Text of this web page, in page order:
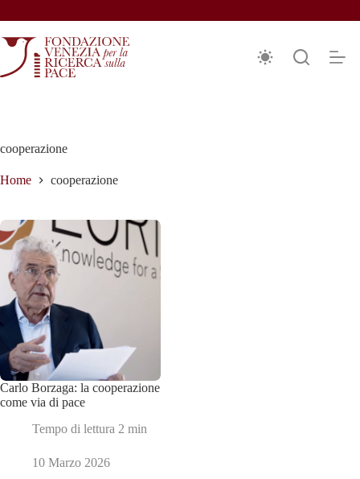
al
contenuto
cooperazione
Home cooperazione
Carlo Borzaga: la cooperazione
come via di pace
Tempo di lettura 2 min
10 Marzo 2026